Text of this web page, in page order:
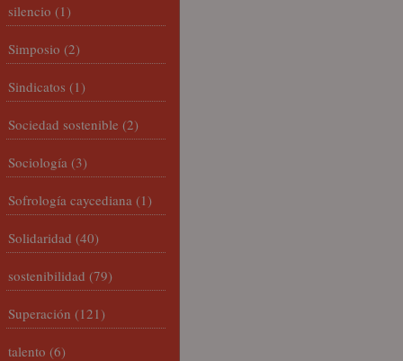
silencio (1)
Simposio (2)
Sindicatos (1)
Sociedad sostenible (2)
Sociología (3)
Sofrología caycediana (1)
Solidaridad (40)
sostenibilidad (79)
Superación (121)
talento (6)